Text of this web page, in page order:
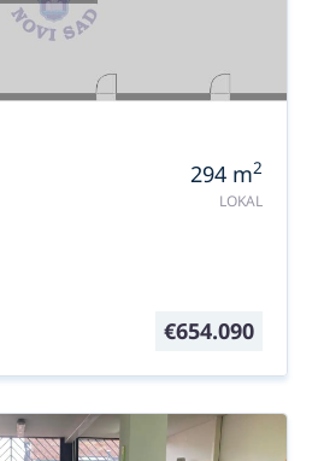
294 m2
LOKAL
€654.090